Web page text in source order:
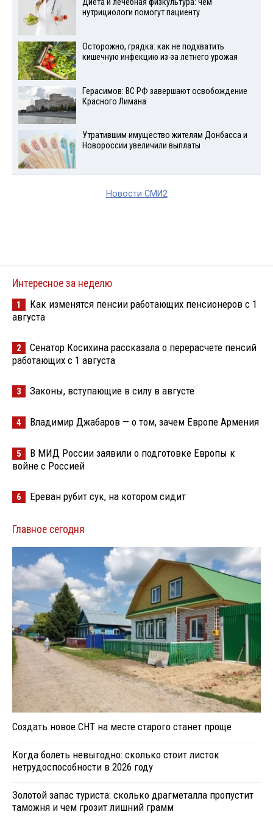
Диета и лечебная физкультура: чем
нутрициологи помогут пациенту
Осторожно, грядка: как не подхватить
кишечную инфекцию из-за летнего урожая
Герасимов: ВС РФ завершают освобождение
Красного Лимана
Утратившим имущество жителям Донбасса и
Новороссии увеличили выплаты
Новости СМИ2
Интересное за неделю
1
Как изменятся пенсии работающих пенсионеров с 1
августа
2
Сенатор Косихина рассказала о перерасчете пенсий
работающих с 1 августа
3 Законы, вступающие в силу в августе
4 Владимир Джабаров — о том, зачем Европе Армения
5
В МИД России заявили о подготовке Европы к
войне с Россией
6 Ереван рубит сук, на котором сидит
Главное сегодня
Создать новое СНТ на месте старого станет проще
Когда болеть невыгодно: сколько стоит листок
нетрудоспособности в 2026 году
Золотой запас туриста: сколько драгметалла пропустит
таможня и чем грозит лишний грамм